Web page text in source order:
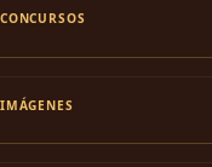
CONCURSOS
IMÁGENES